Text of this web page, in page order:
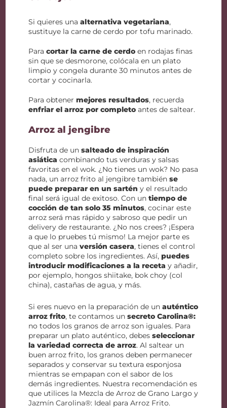
Si quieres unaalternativa vegetariana,
sustituye la carne de cerdo por tofu marinado.
Paracortar la carne de cerdo en rodajas finas
sin que se desmorone, colócala en un plato
limpio y congela durante 30 minutos antes de
cortar y cocinarla.
Para obtenermejores resultados, recuerda
enfriar el arroz por completo antes de saltear.
Arroz al jengibre
Disfruta de unsalteado de inspiración
asiática combinando tus verduras y salsas
favoritas en el wok. ¿No tienes un wok? No pasa
nada, un arroz frito al jengibre tambiénse
puede preparar en un sartén y el resultado
final será igual de exitoso. Con untiempo de
cocción de tan solo 35 minutos, cocinar este
arroz será mas rápido y sabroso que pedir un
delivery de restaurante. ¿No nos crees? ¡Espera
a que lo pruebes tú mismo! La mejor parte es
que al ser unaversión casera, tienes el control
completo sobre los ingredientes. Así,puedes
introducir modificaciones a la receta y añadir,
por ejemplo, hongos shiitake, bok choy (col
china), castañas de agua, y más.
Si eres nuevo en la preparación de unauténtico
arroz frito, te contamos unsecreto Carolina®:
no todos los granos de arroz son iguales. Para
preparar un plato auténtico, debesseleccionar
la variedad correcta de arroz. Al saltear un
buen arroz frito, los granos deben permanecer
separados y conservar su textura esponjosa
mientras se empapan con el sabor de los
demás ingredientes. Nuestra recomendación es
que utilices la Mezcla de Arroz de Grano Largo y
Jazmín Carolina®: Ideal para Arroz Frito.